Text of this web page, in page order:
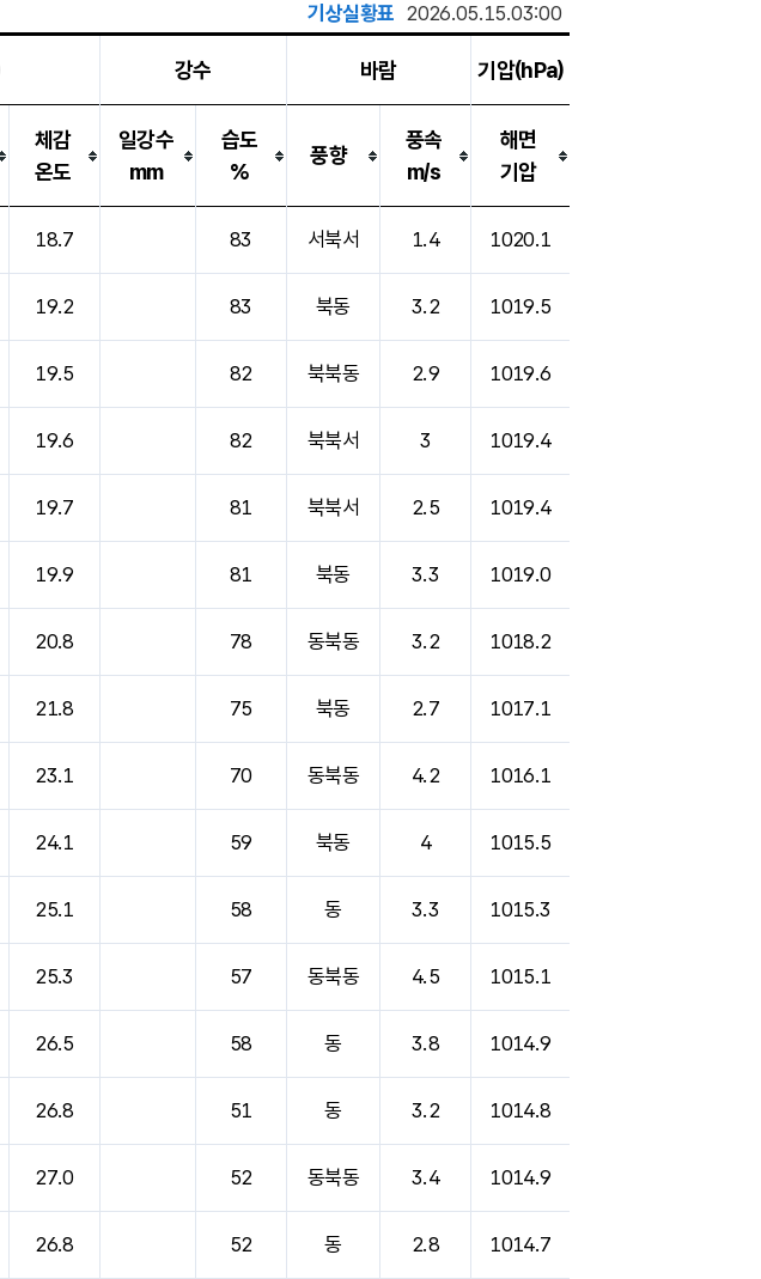
기상실황표 2026.05.15.03:00
강수 바람 기압(hPa)
체감
온도
일강수
mm
습도
%
풍향
풍속
m/s
해면
기압
18.7 83 서북서 1.4 1020.1
19.2 83 북동 3.2 1019.5
19.5 82 북북동 2.9 1019.6
19.6 82 북북서 3 1019.4
19.7 81 북북서 2.5 1019.4
19.9 81 북동 3.3 1019.0
20.8 78 동북동 3.2 1018.2
21.8 75 북동 2.7 1017.1
23.1 70 동북동 4.2 1016.1
24.1 59 북동 4 1015.5
25.1 58 동 3.3 1015.3
25.3 57 동북동 4.5 1015.1
26.5 58 동 3.8 1014.9
26.8 51 동 3.2 1014.8
27.0 52 동북동 3.4 1014.9
26.8 52 동 2.8 1014.7